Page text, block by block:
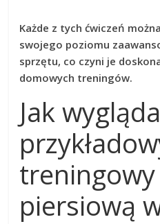
Każde z tych ćwiczeń
swojego poziomu
sprzętu, co czyni je
domowych treningów.
Jak wygląda
piersiową